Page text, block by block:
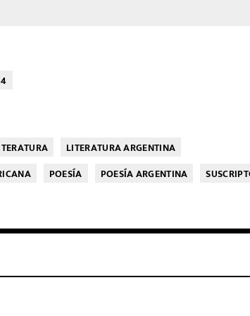
LITERATURA ARGENTINA
POESÍA POESÍA ARGENTINA